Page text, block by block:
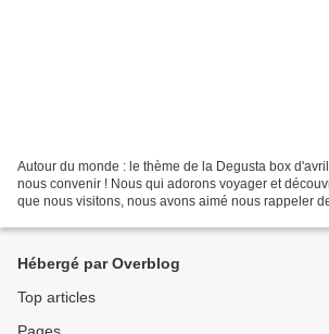
Autour du monde : le thème de la Degusta box
nous convenir ! Nous qui adorons voyager et
que nous visitons, nous avons aimé nous rappeler
Hébergé par Overblog
Top articles